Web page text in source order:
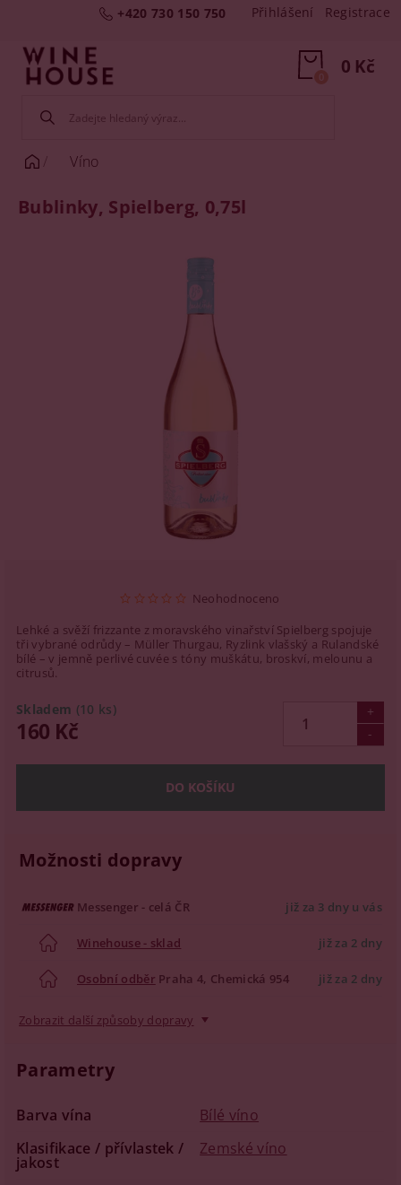
+420 730 150 750 Přihlášení Registrace
0 Kč
0
Víno
Bublinky, Spielberg, 0,75l
Neohodnoceno
Lehké a svěží frizzante z moravského vinařství Spielberg spojuje
tři vybrané odrůdy – Müller Thurgau, Ryzlink vlašský a Rulandské
bílé – v jemně perlivé cuvée s tóny muškátu, broskví, melounu a
citrusů.
Skladem (10 ks)
160 Kč
Možnosti dopravy
Messenger - celá ČR již za 3 dny u vás
Winehouse - sklad již za 2 dny
Osobní odběr Praha 4, Chemická 954 již za 2 dny
Zobrazit další způsoby dopravy
Parametry
Barva vína
Bílé víno
Klasifikace / přívlastek /
jakost
Zemské víno